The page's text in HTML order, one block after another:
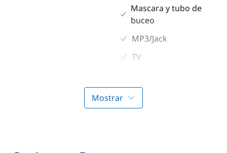
Mascara y tubo de
buceo
MP3/Jack
TV
Cubierta
Altavoces exteriores
Mostrar